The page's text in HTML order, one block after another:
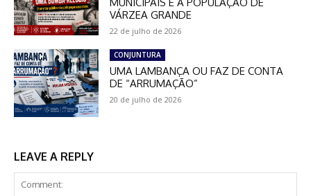
VÁRZEA GRANDE
22 de julho de 2026
CONJUNTURA
UMA LAMBANÇA OU FAZ DE CONTA
DE “ARRUMAÇÃO”
20 de julho de 2026
LEAVE A REPLY